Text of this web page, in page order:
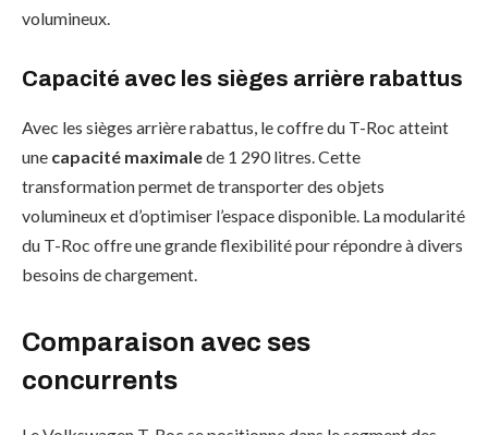
volumineux.
Capacité avec les sièges arrière rabattus
Avec les sièges arrière rabattus, le coffre du T-Roc atteint
une capacité maximalede 1 290 litres. Cette
transformation permet de transporter des objets
volumineux et d’optimiser l’espace disponible. La modularité
du T-Roc offre une grande flexibilité pour répondre à divers
besoins de chargement.
Comparaison avec ses
concurrents